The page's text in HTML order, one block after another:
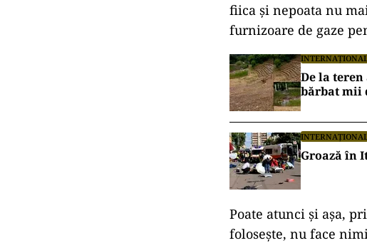
fiica și nepoata nu
furnizoare de gaze
De la
bărbat mii
Groază în
Poate atunci și așa,
folosește, nu face